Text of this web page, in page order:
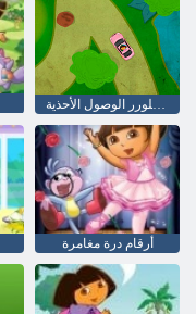
درة إكسبلورر الوصول الأحذية
أرقام درة مغامرة